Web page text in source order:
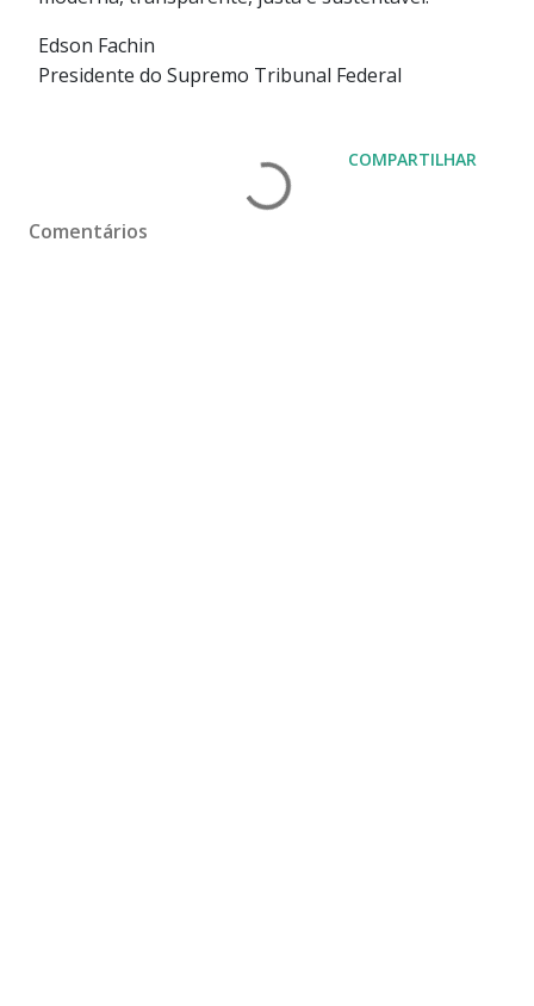
Edson Fachin
Presidente do Supremo Tribunal Federal
COMPARTILHAR
Comentários